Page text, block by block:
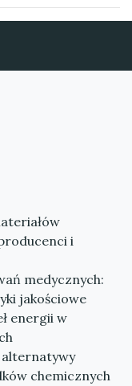
i
medycznych:
jakościowe
energii w
chemicznych